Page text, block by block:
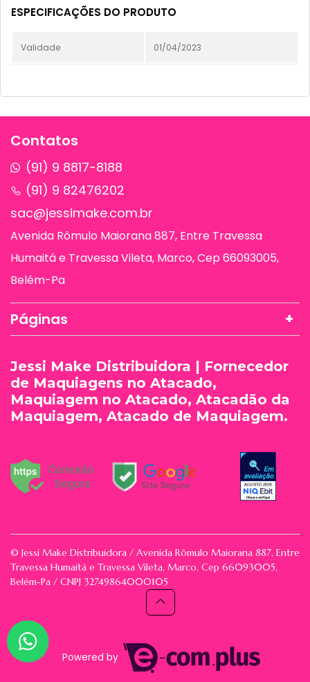
ESPECIFICAÇÕES DO PRODUTO
Validade 01/04/2023
Contatos
(91) 9 8817-8188
(91) 9 82476202
sac@jessimake.com.br
Avenida Rômulo Maiorana 887, Entre Travessa
Humaitá e Travessa Vileta, Marco, Cep 66093005,
Belém-Pa
Páginas
Jessi Make Distribuidora | Fornecedor
de Maquiagens no Atacado,
Maquiagem no Atacado, Atacadão da
Maquiagem, Atacado de Maquiagem.
© Jessi Make Distribuidora / Avenida Rômulo Maiorana 887, Entre
Travessa Humaitá e Travessa Vileta, Marco, Cep 66093005,
Belém-Pa / CNPJ 32749864000105
Powered by